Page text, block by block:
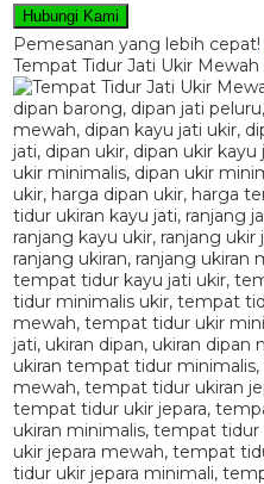
Hubungi Kami
Pemesanan yang lebih cepat!
Tempat Tidur Jati Ukir Mewah